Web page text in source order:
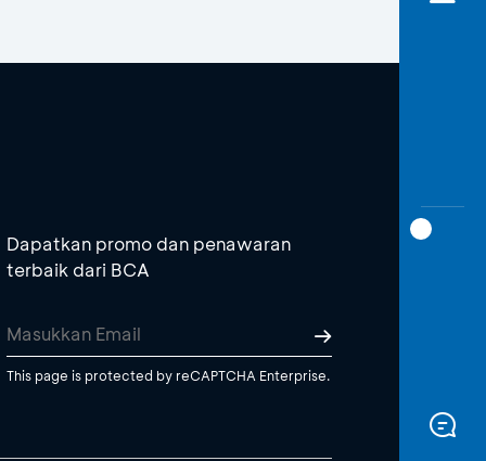
Dapatkan promo dan penawaran
terbaik dari BCA
This page is protected by reCAPTCHA Enterprise.